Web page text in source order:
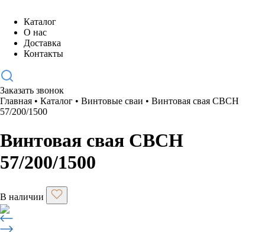
Каталог
О нас
Доставка
Контакты
Заказать звонок
Главная • Каталог • Винтовые сваи • Винтовая свая CBCH
57/200/1500
Винтовая свая CBCH
57/200/1500
В наличии